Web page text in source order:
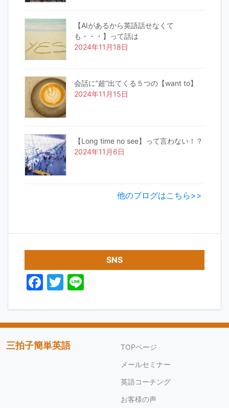
【AIがあるから英語話せなくて
も・・・】って話は
2024年11月18日
会話に”超”出てくる５つの【want to】
2024年11月15日
【Long time no see】って言わない！？
2024年11月6日
他のブログはこちら>>
SNS
F
c
e
b
T
itt
er
e
三拍子簡単英語
TOPページ
メールセミナー
英語コーチング
お客様の声